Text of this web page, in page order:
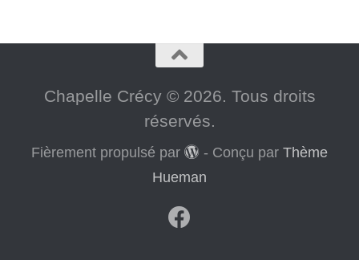
Chapelle Crécy © 2026. Tous droits
réservés.
Fièrement propulsé par - Conçu par Thème
Hueman